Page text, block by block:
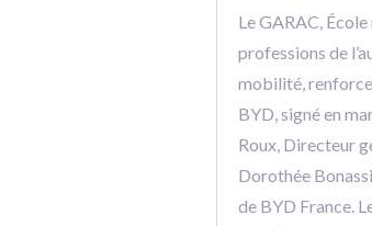
Le GARAC,
professions de
mobilité,
BYD, signé en
Roux, Directeur
Dorothée
de BYD France.